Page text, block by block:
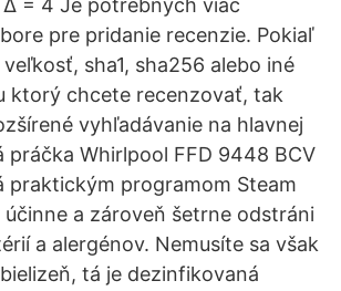
∆ = 4 Je potrebných viac
pre pridanie recenzie. Pokiaľ
sha1, sha256 alebo iné
ktorý chcete recenzovať, tak
vyhľadávanie na hlavnej
práčka Whirlpool FFD 9448 BCV
praktickým programom Steam
a zároveň šetrne odstráni
a alergénov. Nemusíte sa však
tá je dezinfikovaná